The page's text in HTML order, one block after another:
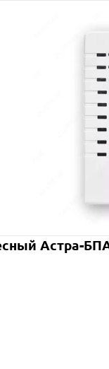
Астра-